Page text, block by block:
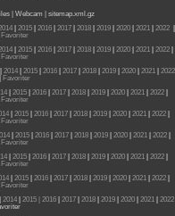
| Webcam |
sitemap.xml.gz
| 2015| 2016| 2017| 2018| 2019| 2020| 2021| 2022|
Favoriter
2015 2016 2017 2018 2019 2020 2021 2022
Favoriter
2014 2015 2016 2017 2018 2019 2020 2021
2022
Favoriter
2015 2016 2017 2018 2019 2020 2021 2022
Favoriter
| 2015| 2016| 2017| 2018| 2019| 2020| 2021| 2022|
Favoriter
| 2015| 2016| 2017| 2018| 2019| 2020| 2021| 2022|
Favoriter
| 2015| 2016| 2017| 2018| 2019| 2020| 2021| 2022|
Favoriter
2015 2016 2017 2018 2019 2020 2021 2022
Favoriter
2014| 2015 | 2016| 2017| 2018| 2019| 2020| 2021| 2022